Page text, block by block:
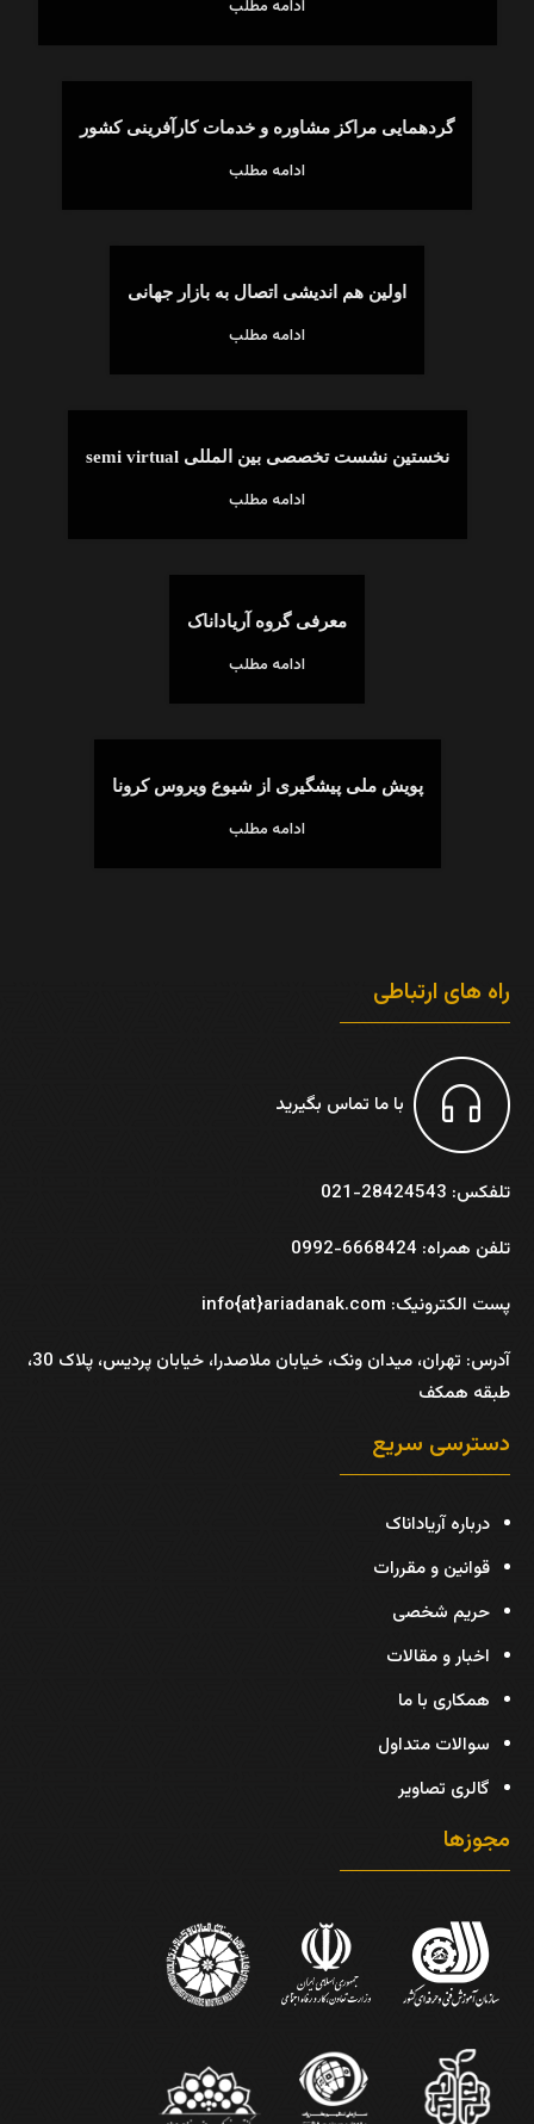
ادامه مطلب
گردهمایی مراکز مشاوره و خدمات کارآفرینی کشور
ادامه مطلب
اولین هم اندیشی اتصال به بازار جهانی
ادامه مطلب
نخستین نشست تخصصی بین المللی semi virtual
ادامه مطلب
معرفی گروه آریاداناک
ادامه مطلب
پویش ملی پیشگیری از شیوع ویروس کرونا
ادامه مطلب
راه های ارتباطی
با ما تماس بگیرید
تلفکس: 28424543-021
تلفن همراه: 6668424-0992
پست الکترونیک: info{at}ariadanak.com
آدرس:
تهران، میدان ونک، خیابان ملاصدرا، خیابان پردیس، پلاک 30،
طبقه همکف
دسترسی سریع
درباره آریاداناک
قوانین و مقررات
حریم شخصی
اخبار و مقالات
همکاری با ما
سوالات متداول
گالری تصاویر
مجوزها